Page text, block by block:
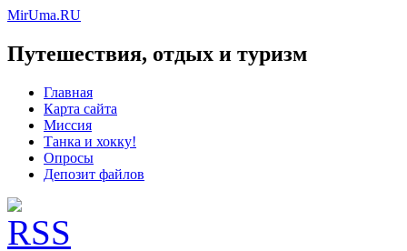
MirUma.RU
Путешествия, отдых и туризм
Главная
Карта сайта
Миссия
Танка и хокку!
Опросы
Депозит файлов